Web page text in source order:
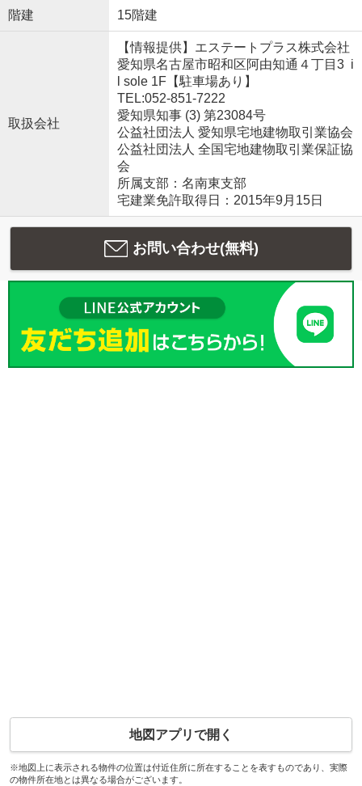
階建 15階建
取扱会社
【情報提供】エステートプラス株式会社
愛知県名古屋市昭和区阿由知通４丁目3 i
l sole 1F【駐車場あり】
TEL:052-851-7222
愛知県知事 (3) 第23084号
公益社団法人 愛知県宅地建物取引業協会
公益社団法人 全国宅地建物取引業保証協
会
所属支部：名南東支部
宅建業免許取得日：2015年9月15日
お問い合わせ(無料)
地図アプリで開く
※地図上に表示される物件の位置は付近住所に所在することを表すものであり、実際
の物件所在地とは異なる場合がございます。